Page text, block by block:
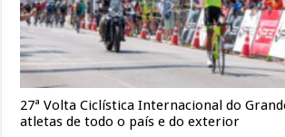
27ª Volta Ciclística Internacional do
atletas de todo o país e do exterior